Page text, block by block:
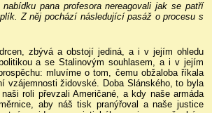
pana profesora nereagovali jak se patří
Z něj pochází následující pasáž o procesu s
zbývá a obstojí jediná, a i v jejím ohledu
a se Stalinovým souhlasem, a i v jejím
mluvíme o tom, čemu obžaloba říkala
vzájemnosti židovské. Doba Slánského, to byla
roli převzali Američané, a kdy naše armáda
aby náš tisk pranýřoval a naše justice